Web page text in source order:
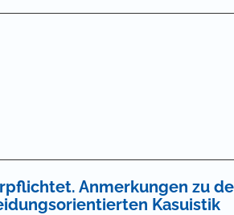
Anmerkungen zu
Kasuistik